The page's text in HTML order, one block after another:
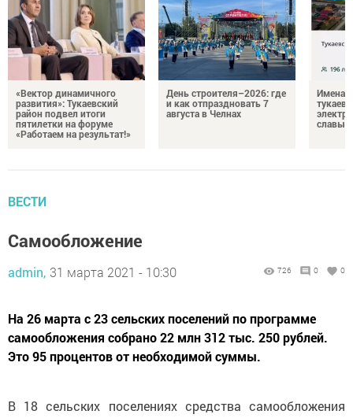
«Вектор динамичного
развития»: Тукаевский
район подвел итоги
пятилетки на форуме
«Работаем на результат!»
День строителя–2026: где
и как отпраздновать 7
августа в Челнах
Имена
славы
ВЕСТИ
Самообложение
admin, 31 марта 2021 - 10:30 726 0 0
На 26 марта с 23 сельских поселений по программе
самообложения собрано 22 млн 312 тыс. 250 рублей.
Это 95 процентов от необходимой суммы.
В 18 сельских поселениях средства самообложения